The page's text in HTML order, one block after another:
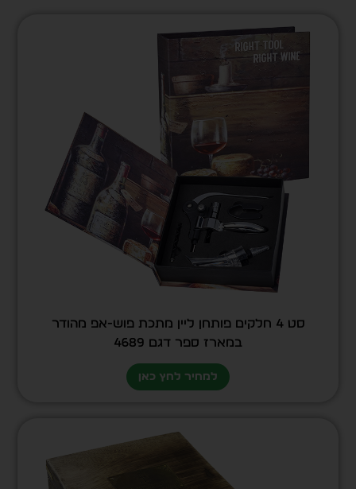
סט 4 חלקים פותחן ליין מתכת פוש-אפ מהודר
במארז ספר דגם 4689
למחיר לחץ כאן